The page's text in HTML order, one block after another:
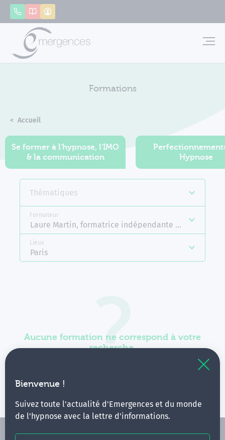
Bienvenue !
Suivez toute l'actualité d'Emergences et du monde
de l'hypnose avec la lettre d'informations.
AppelerCatalogue
Formations
Accueil
Se former à l'hypnose, l'IMO
& la communication
Hypnose
Thématiques
Formateur
Laure Martin, formatrice indépendante Emergences
Lieux
Paris
Aucune formation ne correspond à votre
recherche.
Vous pouvez renouveler votre requête en élargissant
Panneau de gestion des cookies